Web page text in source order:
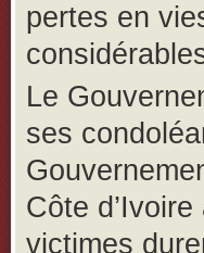
pertes en
Le
ses
Côte
victimes